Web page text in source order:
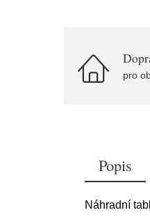
pro
Popis
Náhradní